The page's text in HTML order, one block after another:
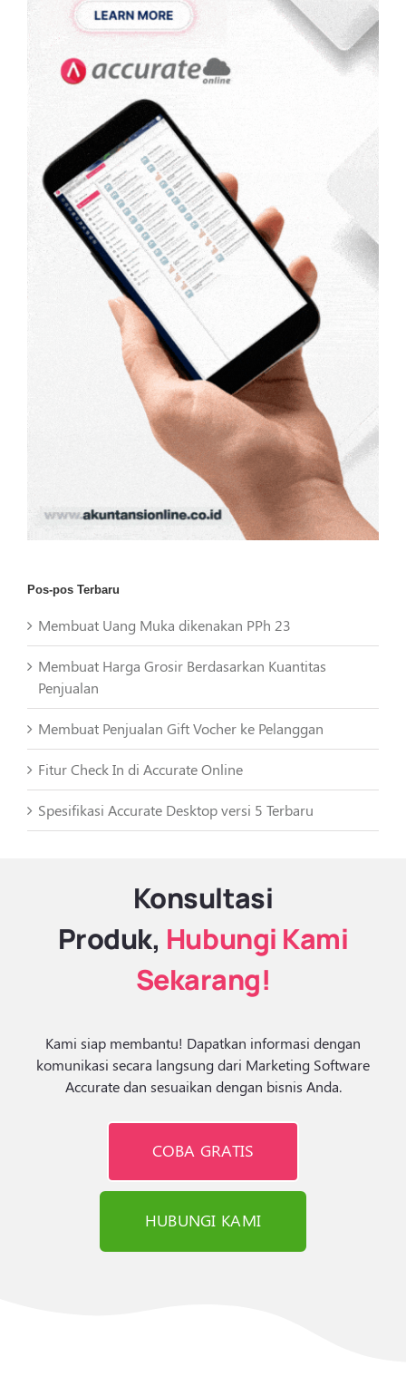
Pos-pos Terbaru
Membuat Uang Muka dikenakan PPh 23
Membuat Harga Grosir Berdasarkan Kuantitas
Penjualan
Membuat Penjualan Gift Vocher ke Pelanggan
Fitur Check In di Accurate Online
Spesifikasi Accurate Desktop versi 5 Terbaru
Konsultasi
Produk, Hubungi Kami
Sekarang!
Kami siap membantu! Dapatkan informasi dengan
komunikasi secara langsung dari Marketing Software
Accurate dan sesuaikan dengan bisnis Anda.
COBA GRATIS
HUBUNGI KAMI